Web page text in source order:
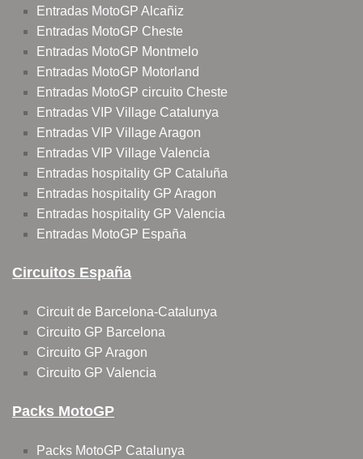
Entradas MotoGP Alcañiz
Entradas MotoGP Cheste
Entradas MotoGP Montmelo
Entradas MotoGP Motorland
Entradas MotoGP circuito Cheste
Entradas VIP Village Catalunya
Entradas VIP Village Aragon
Entradas VIP Village Valencia
Entradas hospitality GP Cataluña
Entradas hospitality GP Aragon
Entradas hospitality GP Valencia
Entradas MotoGP España
Circuitos España
Circuit de Barcelona-Catalunya
Circuito GP Barcelona
Circuito GP Aragon
Circuito GP Valencia
Packs MotoGP
Packs MotoGP Catalunya